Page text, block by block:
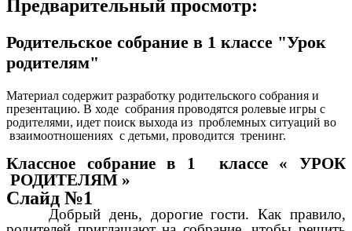
Предварительный просмотр:
Родительское собрание в 1 классе "Урок
родителям"
Материал содержит разработку родительского собрания и
презентацию. В ходе собрания проводятся ролевые игры с
родителями, идет поиск выхода из проблемных ситуаций во
взаимоотношениях с детьми, проводится тренинг.
Классное собрание в 1 классе « УРОК
РОДИТЕЛЯМ »
Слайд №1
Добрый день, дорогие гости. Как правило,